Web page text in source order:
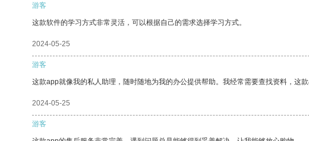
游客
这款软件的学习方式非常灵活，可以根据自己的需求选择学习方式。
2024-05-25
游客
这款app就像我的私人助理，随时随地为我的办公提供帮助。我经常需要查找资料，这
2024-05-25
游客